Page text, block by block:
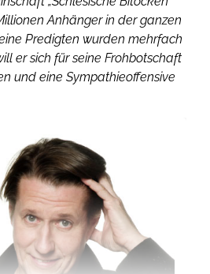
Anhänger in der ganzen
Predigten wurden mehrfach
er sich für seine Frohbotschaft
und eine Sympathieoffensive